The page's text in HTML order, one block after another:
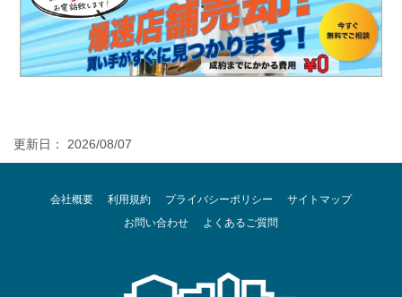
更新日： 2026/08/07
会社概要 利用規約 プライバシーポリシー
サイトマップ
お問い合わせ
よくあるご質問